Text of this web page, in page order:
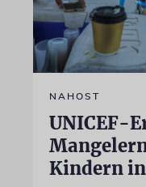
NAHOST
UNICEF-
Kindern in